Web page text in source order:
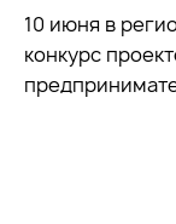
10 июня в
конкурс